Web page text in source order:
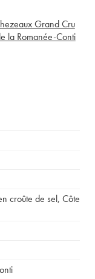
Grand Cru
la Romanée-Conti
croûte de sel, Côte